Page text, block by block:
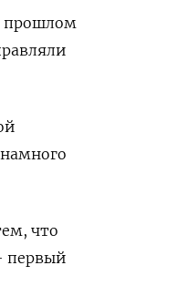
прошлом
что
первый